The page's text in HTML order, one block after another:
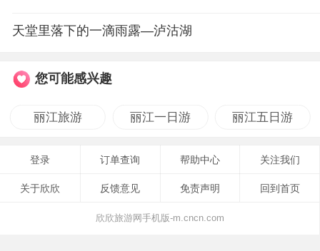
天堂里落下的一滴雨露—泸沽湖
您可能感兴趣
丽江旅游 丽江一日游 丽江五日游
登录 订单查询 帮助中心 关注我们
关于欣欣 反馈意见 免责声明 回到首页
欣欣旅游网手机版-m.cncn.com